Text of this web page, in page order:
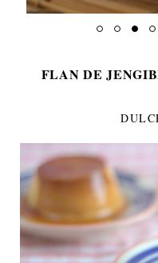
FLAN DE